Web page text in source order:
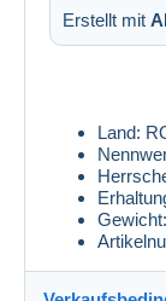
Erstellt mit
Land: